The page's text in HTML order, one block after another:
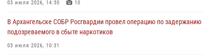
03 июля 2026, 14:30 10
В Архангельске СОБР Росгвардии провел операцию по задержанию
подозреваемого в сбыте наркотиков
03 июля 2026, 10:31